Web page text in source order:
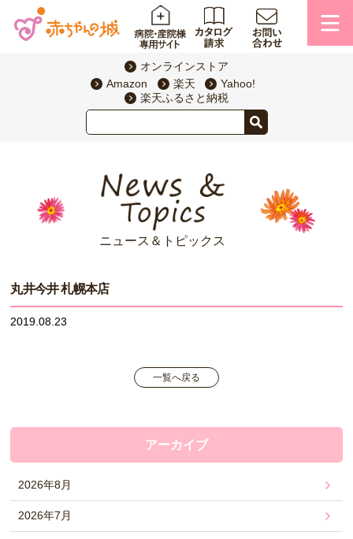
オンラインストア
Amazon
楽天
Yahoo!
楽天ふるさと納税
ニュース＆トピックス
丸井今井 札幌本店
2019.08.23
一覧へ戻る
アーカイブ
2026年8月
2026年7月